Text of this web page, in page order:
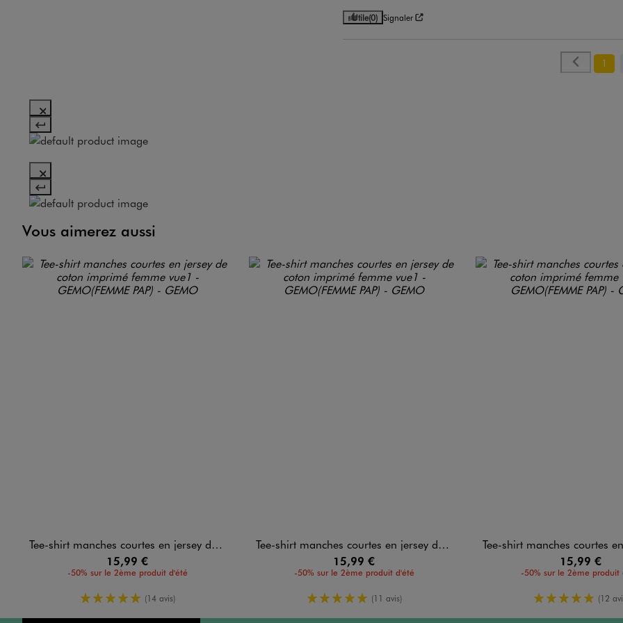
Utile(0) Signaler
1
Vous aimerez aussi
Tee-shirt manches courtes en jersey de coton imprimé femme
15,99 €
-50% sur le 2ème produit d'été
5/5 de moyenne
(14 avis)
Tee-shirt manches courtes en jersey de coton imprimé femme
15,99 €
-50% sur le 2ème produit d'été
5/5 de moyenne
(11 avis)
Tee-shirt manches courtes en jersey de coton
15,99 €
-50% sur le 2ème produit
5/5 de (12